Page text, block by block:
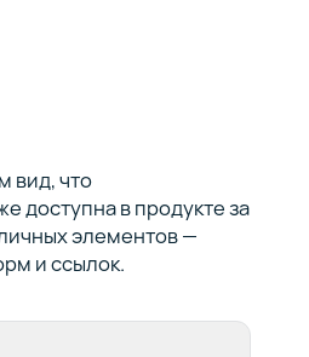
вид, что
доступна в продукте за
элементов —
и ссылок.